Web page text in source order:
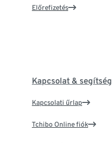
Előrefizetés
Kapcsolat & segítség
Kapcsolati űrlap
Tchibo Online fiók